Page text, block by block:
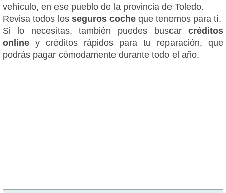
vehículo, en ese pueblo de la provincia de Toledo.
Revisa todos los seguros coche que tenemos para tí.
Si lo necesitas, también puedes buscar créditos
online y créditos rápidos para tu reparación, que
podrás pagar cómodamente durante todo el año.